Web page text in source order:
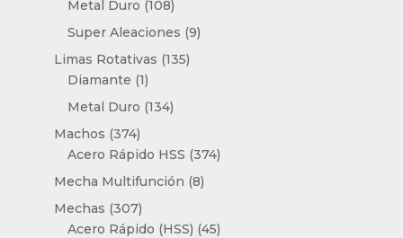
productos
Metal Duro 108108
productos
Super Aleaciones 99
Limas Rotativas 135135
Diamante 11
producto
Metal Duro 134134
Machos 374374
productos
Acero Rápido HSS 374374
Mecha Multifunción 88
Mechas 307307
productos
Acero Rápido (HSS) 4545